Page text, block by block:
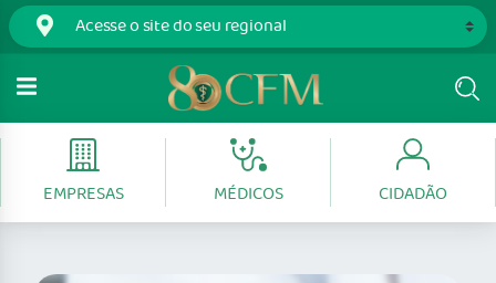
EMPRESAS MÉDICOS CIDADÃO